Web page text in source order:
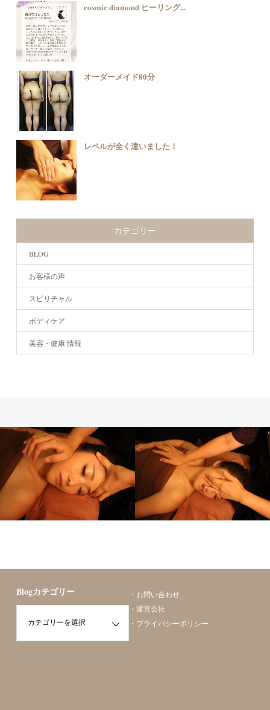
cosmic diamond ヒーリング...
オーダーメイド80分
レベルが全く違いました！
カテゴリー
BLOG
お客様の声
スピリチャル
ボディケア
美容・健康 情報
Blogカテゴリー ・ お問い合わせ
・ 運営会社
・ プライバシーポリシー